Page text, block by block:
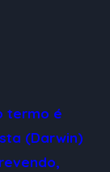
termo é
(Darwin)